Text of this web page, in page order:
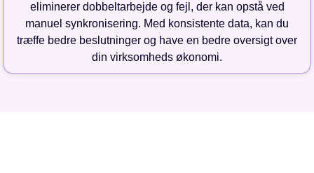
eliminerer dobbeltarbejde og fejl, der kan opstå ved
manuel synkronisering. Med konsistente data, kan du
træffe bedre beslutninger og have en bedre oversigt over
din virksomheds økonomi.